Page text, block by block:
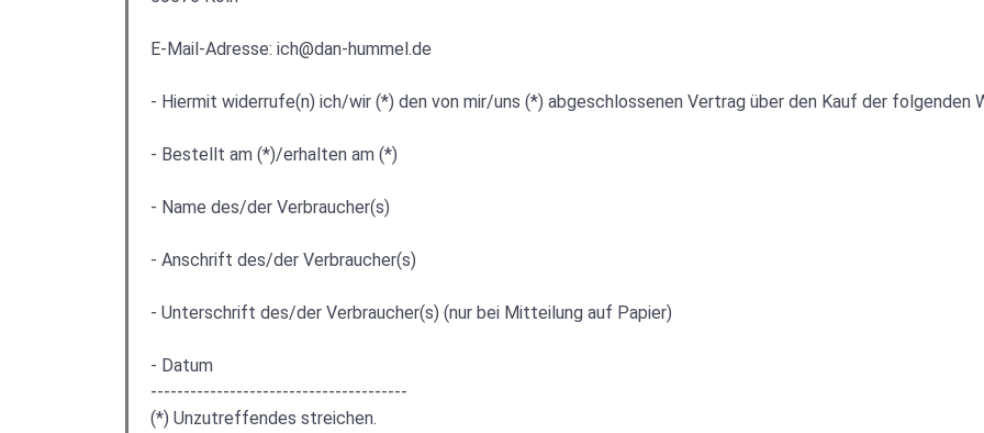
E-Mail-Adresse: ich@dan-hummel.de
- Hiermit widerrufe(n) ich/wir (*) den von mir/uns (*) abgeschlossenen Vertrag über den Kauf der folgenden
- Bestellt am (*)/erhalten am (*)
- Name des/der Verbraucher(s)
- Anschrift des/der Verbraucher(s)
- Unterschrift des/der Verbraucher(s) (nur bei Mitteilung auf Papier)
- Datum
---------------------------------------
(*) Unzutreffendes streichen.